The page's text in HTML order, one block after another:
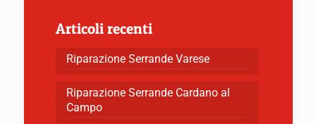
Articoli recenti
Riparazione Serrande Varese
Riparazione Serrande Cardano al
Campo